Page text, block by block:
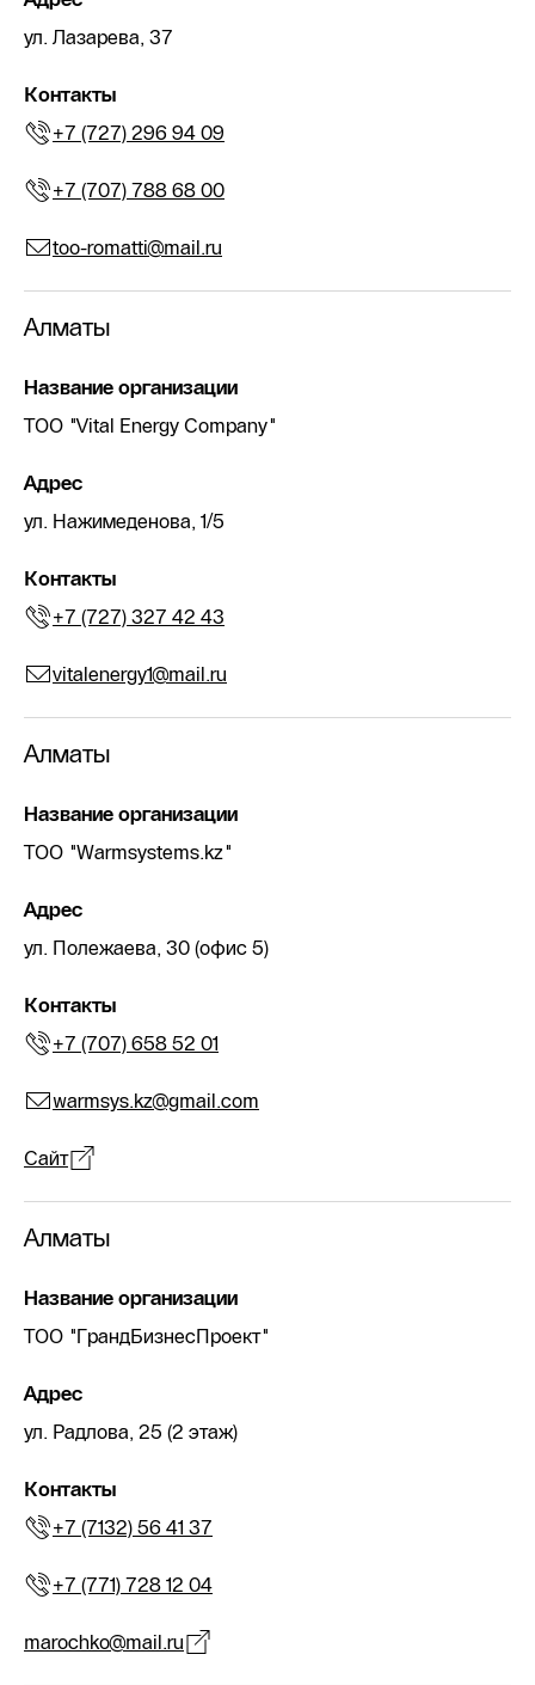
ул. Лазарева, 37
Контакты
+7 (727) 296 94 09
+7 (707) 788 68 00
too-romatti@mail.ru
Алматы
Название организации
ТОО "Vital Energy Company"
Адрес
ул. Нажимеденова, 1/5
Контакты
+7 (727) 327 42 43
vitalenergy1@mail.ru
Алматы
Название организации
TOO "Warmsystems.kz"
Адрес
ул. Полежаева, 30 (офис 5)
Контакты
+7 (707) 658 52 01
warmsys.kz@gmail.com
Сайт
Алматы
Название организации
ТОО "ГрандБизнесПроект"
Адрес
ул. Радлова, 25 (2 этаж)
Контакты
+7 (7132) 56 41 37
+7 (771) 728 12 04
marochko@mail.ru